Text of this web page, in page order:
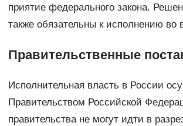
приятие федерального закона.
также обязательны к исполнению во
Правительственные
Исполнительная власть в России
Правительством Российской
правительства не могут идти в